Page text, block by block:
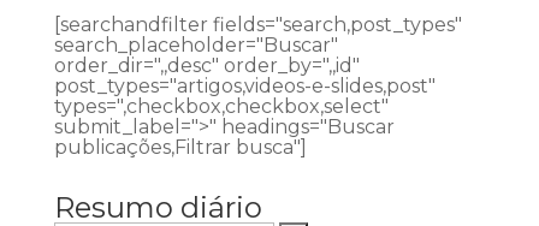
[searchandfilter fields="search,post_types"
search_placeholder="Buscar"
order_dir=",,desc" order_by=",,id"
post_types="artigos,videos-e-slides,post"
types=",checkbox,checkbox,select"
submit_label=">" headings="Buscar
publicações,Filtrar busca"]
Resumo diário